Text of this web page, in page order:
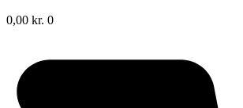
0,00 kr. 0